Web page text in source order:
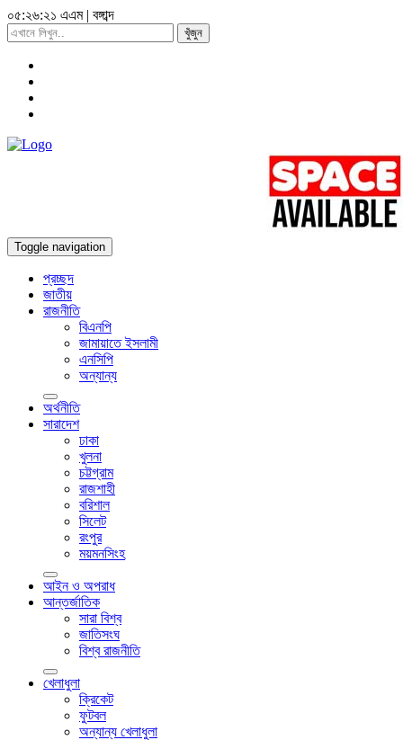
০৫:২৬:২৩ এএম |বঙ্গাব্দ
খুঁজুন
Toggle navigation
প্রচ্ছদ
জাতীয়
রাজনীতি
বিএনপি
জামায়াতে ইসলামী
এনসিপি
অন্যান্য
অর্থনীতি
সারাদেশ
ঢাকা
খুলনা
চট্টগ্রাম
রাজশাহী
বরিশাল
সিলেট
রংপুর
ময়মনসিংহ
আইন ও অপরাধ
আন্তর্জাতিক
সারা বিশ্ব
জাতিসংঘ
বিশ্ব রাজনীতি
খেলাধুলা
ক্রিকেট
ফুটবল
অন্যান্য খেলাধুলা